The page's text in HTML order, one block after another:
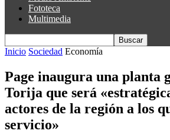
Fototeca
Multimedia
Inicio Sociedad Economía
Page inaugura una planta
Torija que será
actores de la región a los
servicio»